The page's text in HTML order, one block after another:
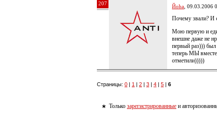
207 Йoha , 09.03.2006
Почему звали? И
Мою первую и
внешне даже не
первый раз))) был
теперь МЫ
отметили)))))
Страницы: 0 | 1 | 2 | 3 | 4 | 5 | 6
Только зарегистрированные и